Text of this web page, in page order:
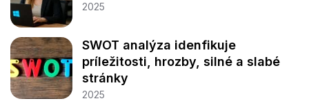
2025
SWOT analýza idenfikuje
príležitosti, hrozby, silné a slabé
stránky
2025